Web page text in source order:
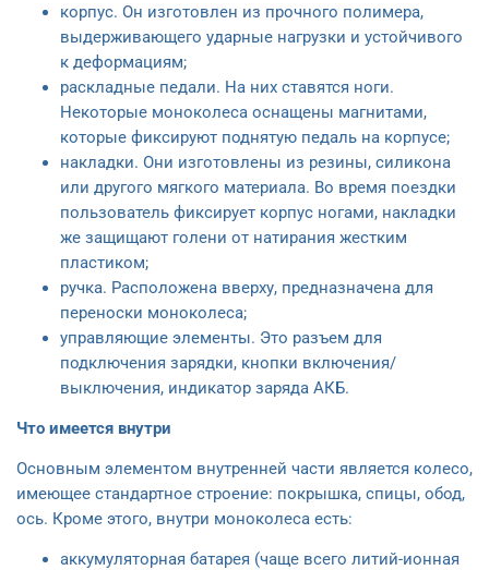
корпус. Он изготовлен из прочного полимера,
выдерживающего ударные нагрузки и устойчивого
к деформациям;
раскладные педали. На них ставятся ноги.
Некоторые моноколеса оснащены магнитами,
которые фиксируют поднятую педаль на корпусе;
накладки. Они изготовлены из резины, силикона
или другого мягкого материала. Во время поездки
пользователь фиксирует корпус ногами, накладки
же защищают голени от натирания жестким
пластиком;
ручка. Расположена вверху, предназначена для
переноски моноколеса;
управляющие элементы. Это разъем для
подключения зарядки, кнопки включения/
выключения, индикатор заряда АКБ.
Что имеется внутри
Основным элементом внутренней части является колесо,
имеющее стандартное строение: покрышка, спицы, обод,
ось. Кроме этого, внутри моноколеса есть:
аккумуляторная батарея (чаще всего литий-ионная